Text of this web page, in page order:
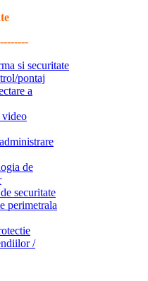
si securitate
pontaj
a
video
de
securitate
perimetrala
/